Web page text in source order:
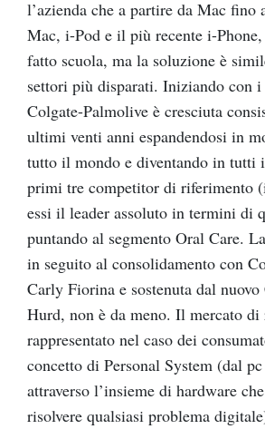
l’azienda che a partire da Mac fino
Mac, i-Pod e il più recente i-
fatto scuola, ma la soluzione è
settori più disparati. Iniziando con
Colgate-Palmolive è cresciuta
ultimi venti anni espandendosi in
tutto il mondo e diventando in tutti
primi tre competitor di riferimento
essi il leader assoluto in termini di
puntando al segmento Oral Care.
in seguito al consolidamento con
Carly Fiorina e sostenuta dal
Hurd, non è da meno. Il mercato
rappresentato nel caso dei
concetto di Personal System (dal
attraverso l’insieme di hardware
risolvere qualsiasi problema